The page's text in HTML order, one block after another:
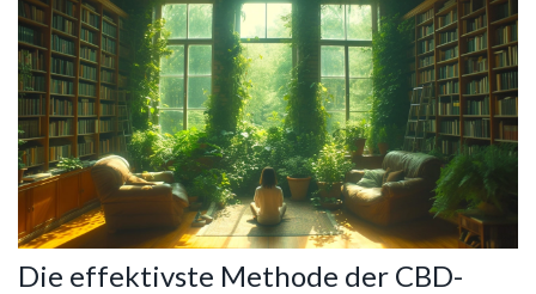
Die effektivste Methode der CBD-